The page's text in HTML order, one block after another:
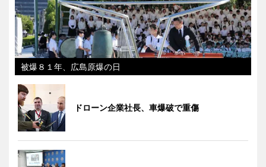
被爆８１年、広島原爆の日
ドローン企業社長、車爆破で重傷